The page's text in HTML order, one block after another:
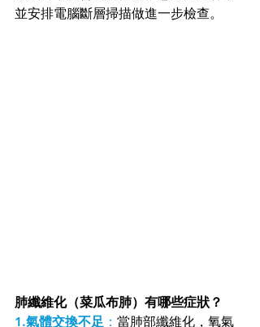
並安排電腦斷層掃描做進一步檢查。
肺纖維化（菜瓜布肺）有哪些症狀？
1.氣體交換不足 ： 當肺部纖維化，氧氣